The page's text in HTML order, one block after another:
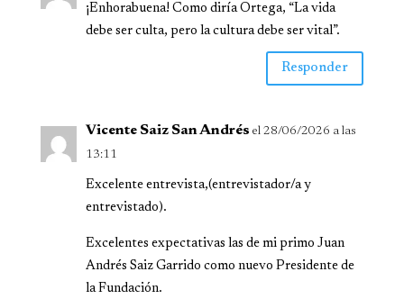
¡Enhorabuena! Como diría Ortega, “La vida
debe ser culta, pero la cultura debe ser vital”.
Responder
Vicente Saiz San Andrés el 28/06/2026 a las
13:11
Excelente entrevista,(entrevistador/a y
entrevistado).
Excelentes expectativas las de mi primo Juan
Andrés Saiz Garrido como nuevo Presidente de
la Fundación.